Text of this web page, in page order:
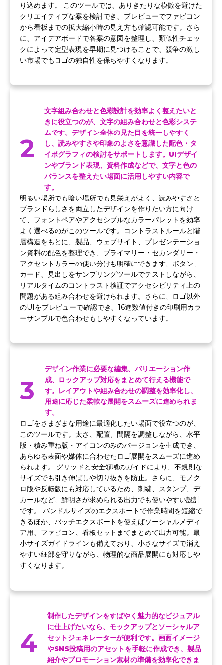
り込めます。 このツールでは、ありきたりな模倣を避けた
クリエイティブな案を検討でき、プレビューでファビコン
から看板までの拡大縮小時の見え方も確認可能です。さら
に、アイデアボードで各案の意図を整理し、類似性チェッ
クによって定型表現を早期に見つけることで、競争の激し
い市場でもロゴの独自性を保ちやすくなります。
2
文字組み合わせと色彩設計を効率よく整えたいと
きに役立つのが、文字の組み合わせと色彩システ
ムです。デザイン全体の見た目を統一しやすく
し、読みやすさや印象のよさを意識した配色・タ
イポグラフィの検討をサポートします。UIデザイ
ンやブランド表現、資料作成などで、文字と色の
バランスを整えたい場面に活用しやすい内容で
す。
明るい場所でも暗い場所でも見栄えがよく、読みやすさと
ブランドらしさを両立したデザインを作りたい方に向け
て、フォントペアやアクセシブルなカラーパレットを効率
よく選べるのがこのツールです。コントラストルールと階
層構造をもとに、製品、ウェブサイト、プレゼンテーショ
ン資料の配色を整理でき、プライマリー・セカンダリー・
アクセントカラーの使い分けも明確にできます。ボタン、
カード、見出しをサンプリングツールでテストしながら、
リアルタイムのコントラスト検証でアクセシビリティ上の
問題がある組み合わせを避けられます。さらに、ロゴ以外
のUIをプレビューで確認でき、16進数値付きの印刷用カラ
ーサンプルで色合わせもしやすくなっています。
3
デザイン作業に必要な編集、バリエーション作
成、ロックアップ対応をまとめて行える機能で
す。レイアウトや組み合わせの調整を効率化し、
用途に応じた柔軟な展開をスムーズに進められま
す。
ロゴをさまざまな用途に最適化したい場面で役立つのが、
このツールです。太さ、配置、間隔を調整しながら、水平
版・積み重ね版・アイコンのみのバージョンを生成でき、
あらゆる表面や媒体に合わせたロゴ展開をスムーズに進め
られます。 グリッドと安全領域のガイドにより、不規則な
サイズでも引き伸ばしや切り抜きを防止。さらに、モノク
ロ版や反転版にも対応しているため、刺繍、スタンプ、デ
カールなど、鮮明さが求められる出力でも使いやすい設計
です。 バンドルサイズのエクスポートで作業時間を短縮で
きるほか、バッチエクスポートを使えばソーシャルメディ
ア用、ファビコン、看板セットまでまとめて出力可能。最
小サイズガイドラインも備えており、小さなサイズで消え
やすい細部を守りながら、物理的な商品展開にも対応しや
すくなります。
4
制作したデザインをすばやく魅力的なビジュアル
に仕上げたいなら、モックアップとソーシャルア
セットジェネレーターが便利です。画面イメージ
やSNS投稿用のアセットを手軽に作成でき、製品
紹介やプロモーション素材の準備を効率化できま